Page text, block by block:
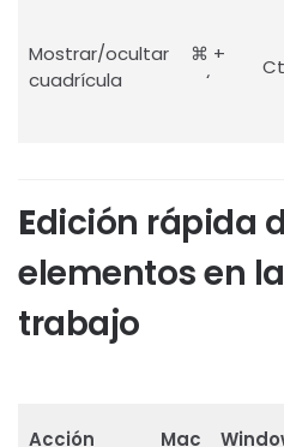
Mostrar/ocultar
cuadrícula
⌘ +
‘
Edición rápida
elementos en
trabajo
Acción Mac